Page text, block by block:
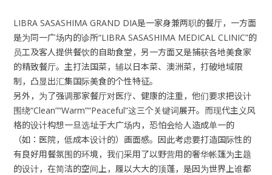
LIBRA SASASHIMA GRAND DIA是一家身兼两职的餐厅，一方面
是为同一广场内的诊所“LIBRA SASASHIMA MEDICAL CLINIC”的
员工及客人提供餐饮的自助食堂，另一方面又是捕获各地美食家
的精致餐厅。主打法国菜，辅以日本菜、澳洲菜，打破地域限
制，凸显出汇集国际美食的个性特征。
另外，为了强调那家餐厅对医疗、健康的注重，他们要求把设计
围绕“Clean”“Warm”“Peaceful”这三个关键词展开。而现代主义风
格的设计构想一旦选址于大广场内，恐怕会给人造成单一的
（如：医院，低成本设计的）画面感。因此考虑要打造国际性的
有良好用餐氛围的环境，我们采用了以野营用的奢华帐篷为主题
的设计，在简洁的空间上，履以大大的顶蓬，是因为世界上谁都